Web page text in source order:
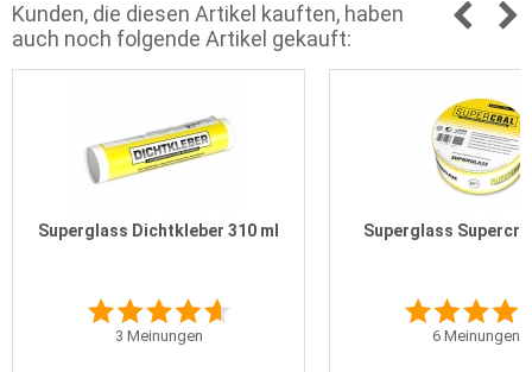
Kunden, die diesen Artikel kauften, haben
auch noch folgende Artikel gekauft:
Superglass Dichtkleber 310 ml
3 Meinungen
Superglass
6Meinungen